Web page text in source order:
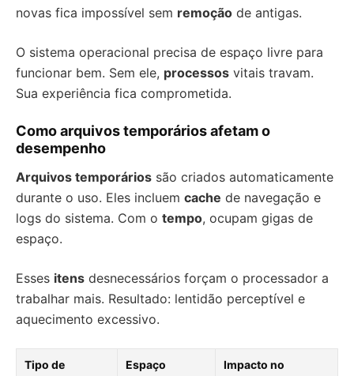
novas fica impossível sem remoção de antigas.
O sistema operacional precisa de espaço livre para
funcionar bem. Sem ele, processos vitais travam.
Sua experiência fica comprometida.
Como arquivos temporários afetam o
desempenho
Arquivos temporários são criados automaticamente
durante o uso. Eles incluem cache de navegação e
logs do sistema. Com o tempo, ocupam gigas de
espaço.
Esses itens desnecessários forçam o processador a
trabalhar mais. Resultado: lentidão perceptível e
aquecimento excessivo.
Tipo de Espaço Impacto no